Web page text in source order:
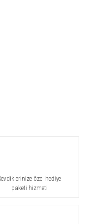
özel hediye
paketi hizmeti